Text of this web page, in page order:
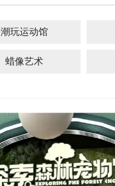
潮玩运动馆
蜡像艺术